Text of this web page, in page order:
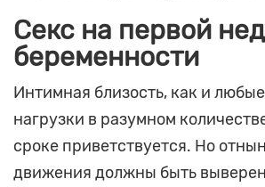
Секс на первой
беременности
Интимная близость, как и
нагрузки в разумном
сроке приветствуется. Но
движения должны быть